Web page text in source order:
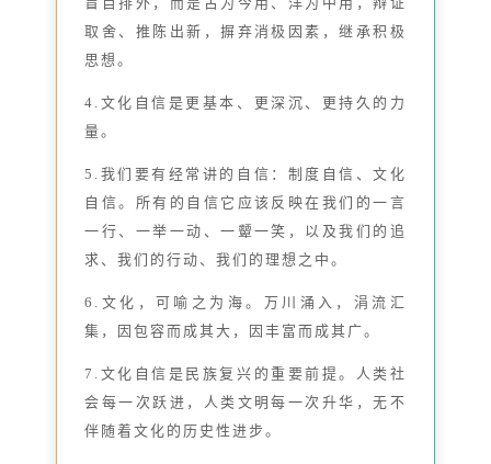
取舍、推陈出新，摒弃消极因素，继承积极
思想。
4.文化自信是更基本、更深沉、更持久的力
量。
5.我们要有经常讲的自信：制度自信、文化
自信。所有的自信它应该反映在我们的一言
一行、一举一动、一颦一笑，以及我们的追
求、我们的行动、我们的理想之中。
6.文化，可喻之为海。万川涌入，涓流汇
集，因包容而成其大，因丰富而成其广。
7.文化自信是民族复兴的重要前提。人类社
会每一次跃进，人类文明每一次升华，无不
伴随着文化的历史性进步。